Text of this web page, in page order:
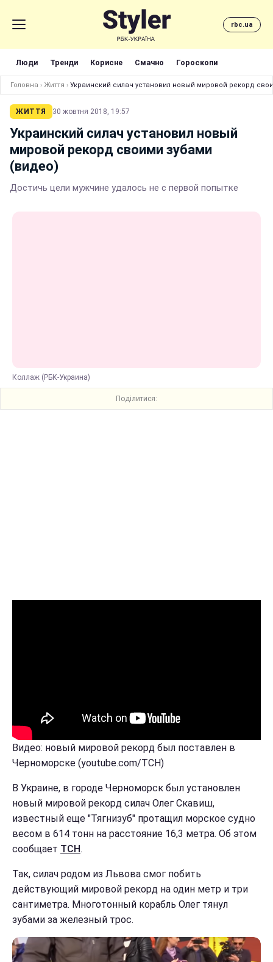
rbc.ua
Люди Тренди Корисне Смачно Гороскопи
Головна › Життя › Украинский силач установил новый мировой рекорд
ЖИТТЯ 30 жовтня 2018, 19:57
Украинский силач установил новый
мировой рекорд своими зубами
(видео)
Достичь цели мужчине удалось не с первой попытке
Коллаж (РБК-Украина)
Поділитися:
Видео: новый мировой рекорд был поставлен в
Черноморске (youtube.com/ТСН)
В Украине, в городе Черноморск был установлен
новый мировой рекорд силач Олег Скавиш,
известный еще "Тягнизуб" протащил морское судно
весом в 614 тонн на расстояние 16,3 метра. Об этом
сообщает ТСН.
Так, силач родом из Львова смог побить
действующий мировой рекорд на один метр и три
сантиметра. Многотонный корабль Олег тянул
зубами за железный трос.